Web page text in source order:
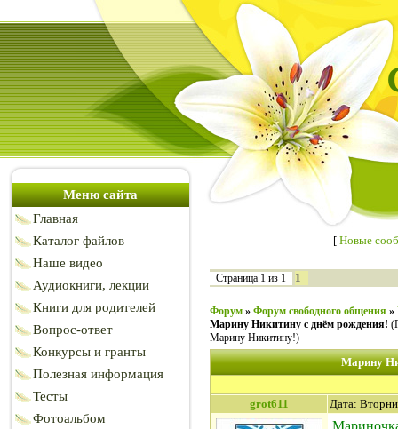
Меню сайта
Главная
Каталог файлов
Наше видео
Аудиокниги, лекции
Книги для родителей
Вопрос-ответ
Конкурсы и гранты
Полезная информация
Тесты
Фотоальбом
[ Новые
Страница 1 из 1 1
Форум » Форум свободного общения »
Марину Никитину с днём рождения!
Марину Никитину!)
Марину
grot611 Дата: